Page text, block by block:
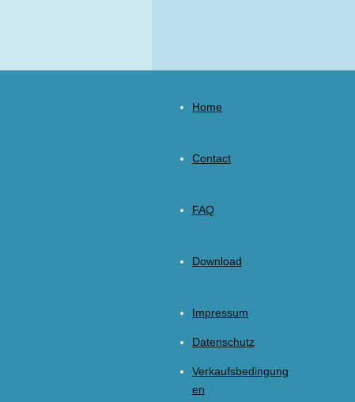
Home
Contact
FAQ
Download
Impressum
Datenschutz
Verkaufsbedingung
en